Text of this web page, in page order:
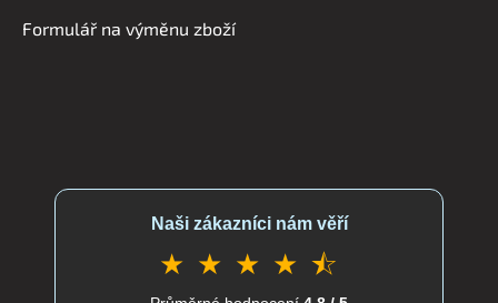
Formulář na výměnu zboží
Naši zákazníci nám věří
★ ★ ★ ★ ⯪